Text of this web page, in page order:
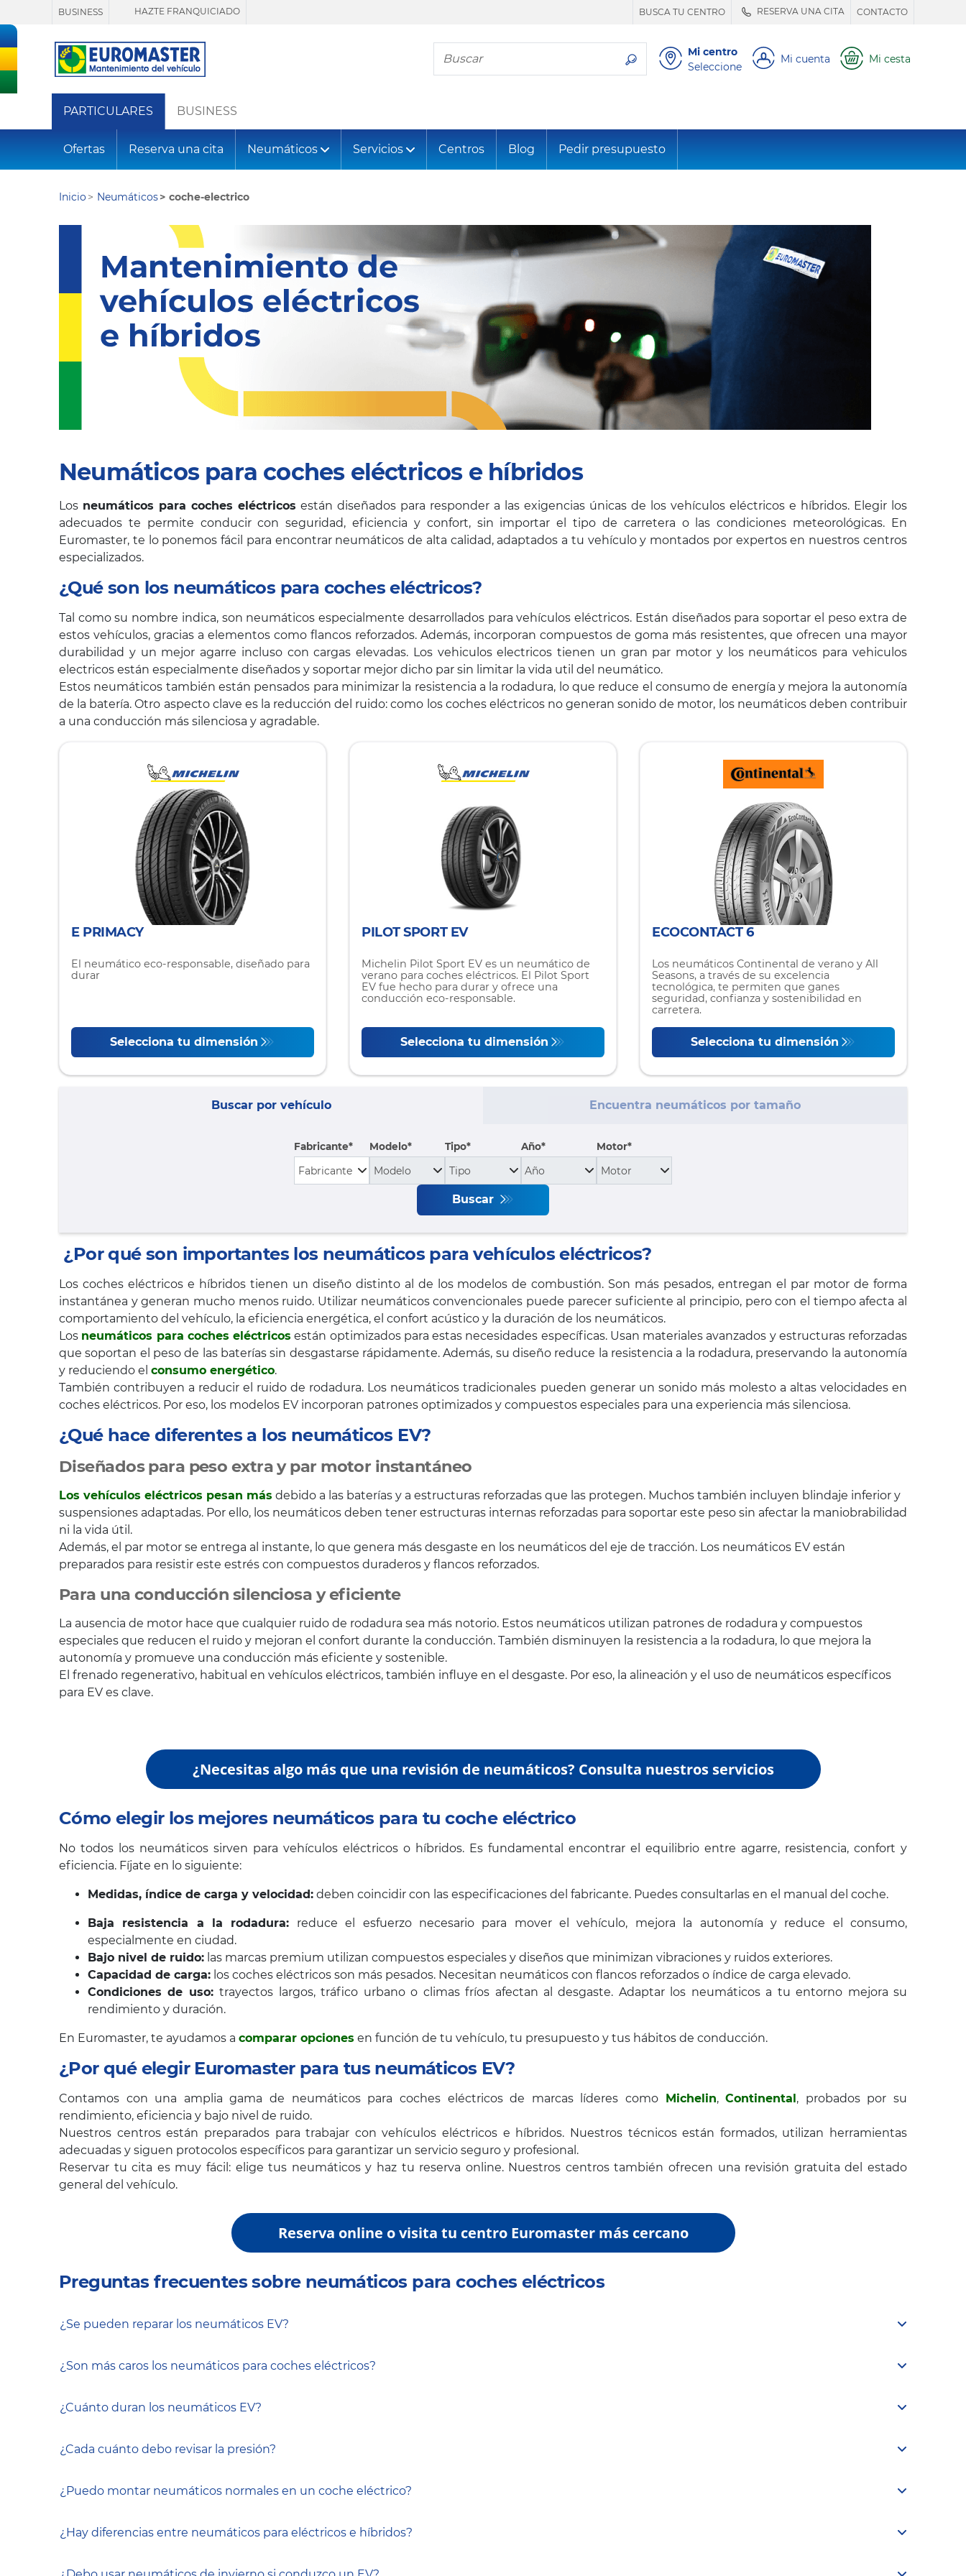
BUSINESS HAZTE FRANQUICIADO BUSCA TU CENTRO RESERVA UNA CITA CONTACTO
Busca tu neumático
Mi centro
Seleccione
Mi cuenta Mi cesta
PARTICULARES BUSINESS
Ofertas Reserva una cita Neumáticos Servicios Centros Blog Pedir presupuesto
Inicio Neumáticos coche-electrico
Neumáticos para coches eléctricos e híbridos
Los neumáticos para coches eléctricos están diseñados para responder a las exigencias únicas de los vehículos eléctricos e híbridos. Elegir los
adecuados te permite conducir con seguridad, eficiencia y confort, sin importar el tipo de carretera o las condiciones meteorológicas. En
Euromaster, te lo ponemos fácil para encontrar neumáticos de alta calidad, adaptados a tu vehículo y montados por expertos en nuestros centros
especializados.
¿Qué son los neumáticos para coches eléctricos?
Tal como su nombre indica, son neumáticos especialmente desarrollados para vehículos eléctricos. Están diseñados para soportar el peso extra de
estos vehículos, gracias a elementos como flancos reforzados. Además, incorporan compuestos de goma más resistentes, que ofrecen una mayor
durabilidad y un mejor agarre incluso con cargas elevadas. Los vehiculos electricos tienen un gran par motor y los neumáticos para vehiculos
electricos están especialmente diseñados y soportar mejor dicho par sin limitar la vida util del neumático.
Estos neumáticos también están pensados para minimizar la resistencia a la rodadura, lo que reduce el consumo de energía y mejora la autonomía
de la batería. Otro aspecto clave es la reducción del ruido: como los coches eléctricos no generan sonido de motor, los neumáticos deben contribuir
a una conducción más silenciosa y agradable.
E PRIMACY
El neumático eco-responsable, diseñado para
durar
Selecciona tu dimensión
PILOT SPORT EV
Michelin Pilot Sport EV es un neumático de
verano para coches eléctricos. El Pilot Sport
EV fue hecho para durar y ofrece una
conducción eco-responsable.
Selecciona tu dimensión
ECOCONTACT 6
Los neumáticos Continental de verano y All
Seasons, a través de su excelencia
tecnológica, te permiten que ganes
seguridad, confianza y sostenibilidad en
carretera.
Selecciona tu dimensión
Buscar por vehículo Encuentra neumáticos por tamaño
Fabricante Modelo Tipo Año* Motor*
Buscar
¿Por qué son importantes los neumáticos para vehículos eléctricos?
Los coches eléctricos e híbridos tienen un diseño distinto al de los modelos de combustión. Son más pesados, entregan el par motor de forma
instantánea y generan mucho menos ruido. Utilizar neumáticos convencionales puede parecer suficiente al principio, pero con el tiempo afecta al
comportamiento del vehículo, la eficiencia energética, el confort acústico y la duración de los neumáticos.
Los neumáticos para coches eléctricos están optimizados para estas necesidades específicas. Usan materiales avanzados y estructuras reforzadas
que soportan el peso de las baterías sin desgastarse rápidamente. Además, su diseño reduce la resistencia a la rodadura, preservando la autonomía
y reduciendo el consumo energético.
También contribuyen a reducir el ruido de rodadura. Los neumáticos tradicionales pueden generar un sonido más molesto a altas velocidades en
coches eléctricos. Por eso, los modelos EV incorporan patrones optimizados y compuestos especiales para una experiencia más silenciosa.
¿Qué hace diferentes a los neumáticos EV?
Diseñados para peso extra y par motor instantáneo
Los vehículos eléctricos pesan más debido a las baterías y a estructuras reforzadas que las protegen. Muchos también incluyen blindaje inferior y
suspensiones adaptadas. Por ello, los neumáticos deben tener estructuras internas reforzadas para soportar este peso sin afectar la maniobrabilidad
ni la vida útil.
Además, el par motor se entrega al instante, lo que genera más desgaste en los neumáticos del eje de tracción. Los neumáticos EV están
preparados para resistir este estrés con compuestos duraderos y flancos reforzados.
Para una conducción silenciosa y eficiente
La ausencia de motor hace que cualquier ruido de rodadura sea más notorio. Estos neumáticos utilizan patrones de rodadura y compuestos
especiales que reducen el ruido y mejoran el confort durante la conducción. También disminuyen la resistencia a la rodadura, lo que mejora la
autonomía y promueve una conducción más eficiente y sostenible.
El frenado regenerativo, habitual en vehículos eléctricos, también influye en el desgaste. Por eso, la alineación y el uso de neumáticos específicos
para EV es clave.
¿Necesitas algo más que una revisión de neumáticos? Consulta nuestros servicios
Cómo elegir los mejores neumáticos para tu coche eléctrico
No todos los neumáticos sirven para vehículos eléctricos o híbridos. Es fundamental encontrar el equilibrio entre agarre, resistencia, confort y
eficiencia. Fíjate en lo siguiente:
Medidas, índice de carga y velocidad: deben coincidir con las especificaciones del fabricante. Puedes consultarlas en el manual del coche.
Baja resistencia a la rodadura: reduce el esfuerzo necesario para mover el vehículo, mejora la autonomía y reduce el consumo,
especialmente en ciudad.
Bajo nivel de ruido: las marcas premium utilizan compuestos especiales y diseños que minimizan vibraciones y ruidos exteriores.
Capacidad de carga: los coches eléctricos son más pesados. Necesitan neumáticos con flancos reforzados o índice de carga elevado.
Condiciones de uso:trayectos largos, tráfico urbano o climas fríos afectan al desgaste. Adaptar los neumáticos a tu entorno mejora su
rendimiento y duración.
En Euromaster, te ayudamos a comparar opciones en función de tu vehículo, tu presupuesto y tus hábitos de conducción.
¿Por qué elegir Euromaster para tus neumáticos EV?
Contamos con una amplia gama de neumáticos para coches eléctricos de marcas líderes como Michelin,Continental, probados por su
rendimiento, eficiencia y bajo nivel de ruido.
Nuestros centros están preparados para trabajar con vehículos eléctricos e híbridos. Nuestros técnicos están formados, utilizan herramientas
adecuadas y siguen protocolos específicos para garantizar un servicio seguro y profesional.
Reservar tu cita es muy fácil: elige tus neumáticos y haz tu reserva online. Nuestros centros también ofrecen una revisión gratuita del estado
general del vehículo.
Reserva online o visita tu centro Euromaster más cercano
Preguntas frecuentes sobre neumáticos para coches eléctricos
¿Se pueden reparar los neumáticos EV?
¿Son más caros los neumáticos para coches eléctricos?
¿Cuánto duran los neumáticos EV?
¿Cada cuánto debo revisar la presión?
¿Puedo montar neumáticos normales en un coche eléctrico?
¿Hay diferencias entre neumáticos para eléctricos e híbridos?